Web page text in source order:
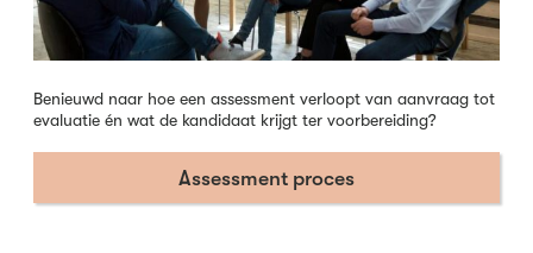
Benieuwd naar hoe een assessment verloopt van aanvraag tot
evaluatie én wat de kandidaat krijgt ter voorbereiding?
Assessment proces